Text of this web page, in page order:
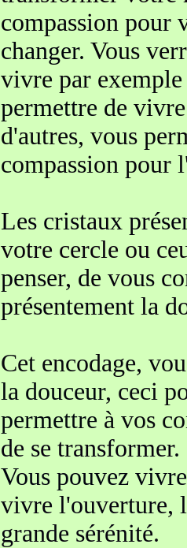
compassion pour
changer. Vous
vivre par
permettre de
d'autres, vous
compassion pour
Les cristaux
votre cercle ou
penser, de vous
présentement la
Cet encodage,
la douceur, ceci
permettre à vos
de se transformer.
Vous pouvez
vivre l'ouverture,
grande sérénité.